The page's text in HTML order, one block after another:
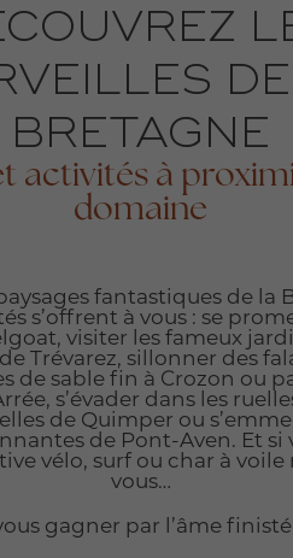
BRETAGNE
activités à
domaine
fantastiques de la
s’offrent à vous : se
visiter les fameux
Trévarez, sillonner des
de sable fin à Crozon ou
s’évader dans les
de Quimper ou
de Pont-Aven. Et si
vélo, surf ou char à voile
vous…
gagner par l’âme